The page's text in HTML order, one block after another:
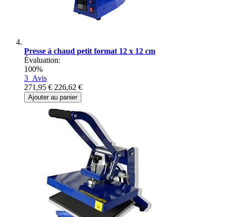
Presse à chaud petit format 12 x 12 cm
Évaluation:
100%
3 Avis
271,95 € 226,62 €
Ajouter au panier